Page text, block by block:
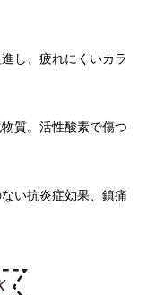
し、疲れにくいカラ
質。活性酸素で傷つ
い抗炎症効果、鎮痛